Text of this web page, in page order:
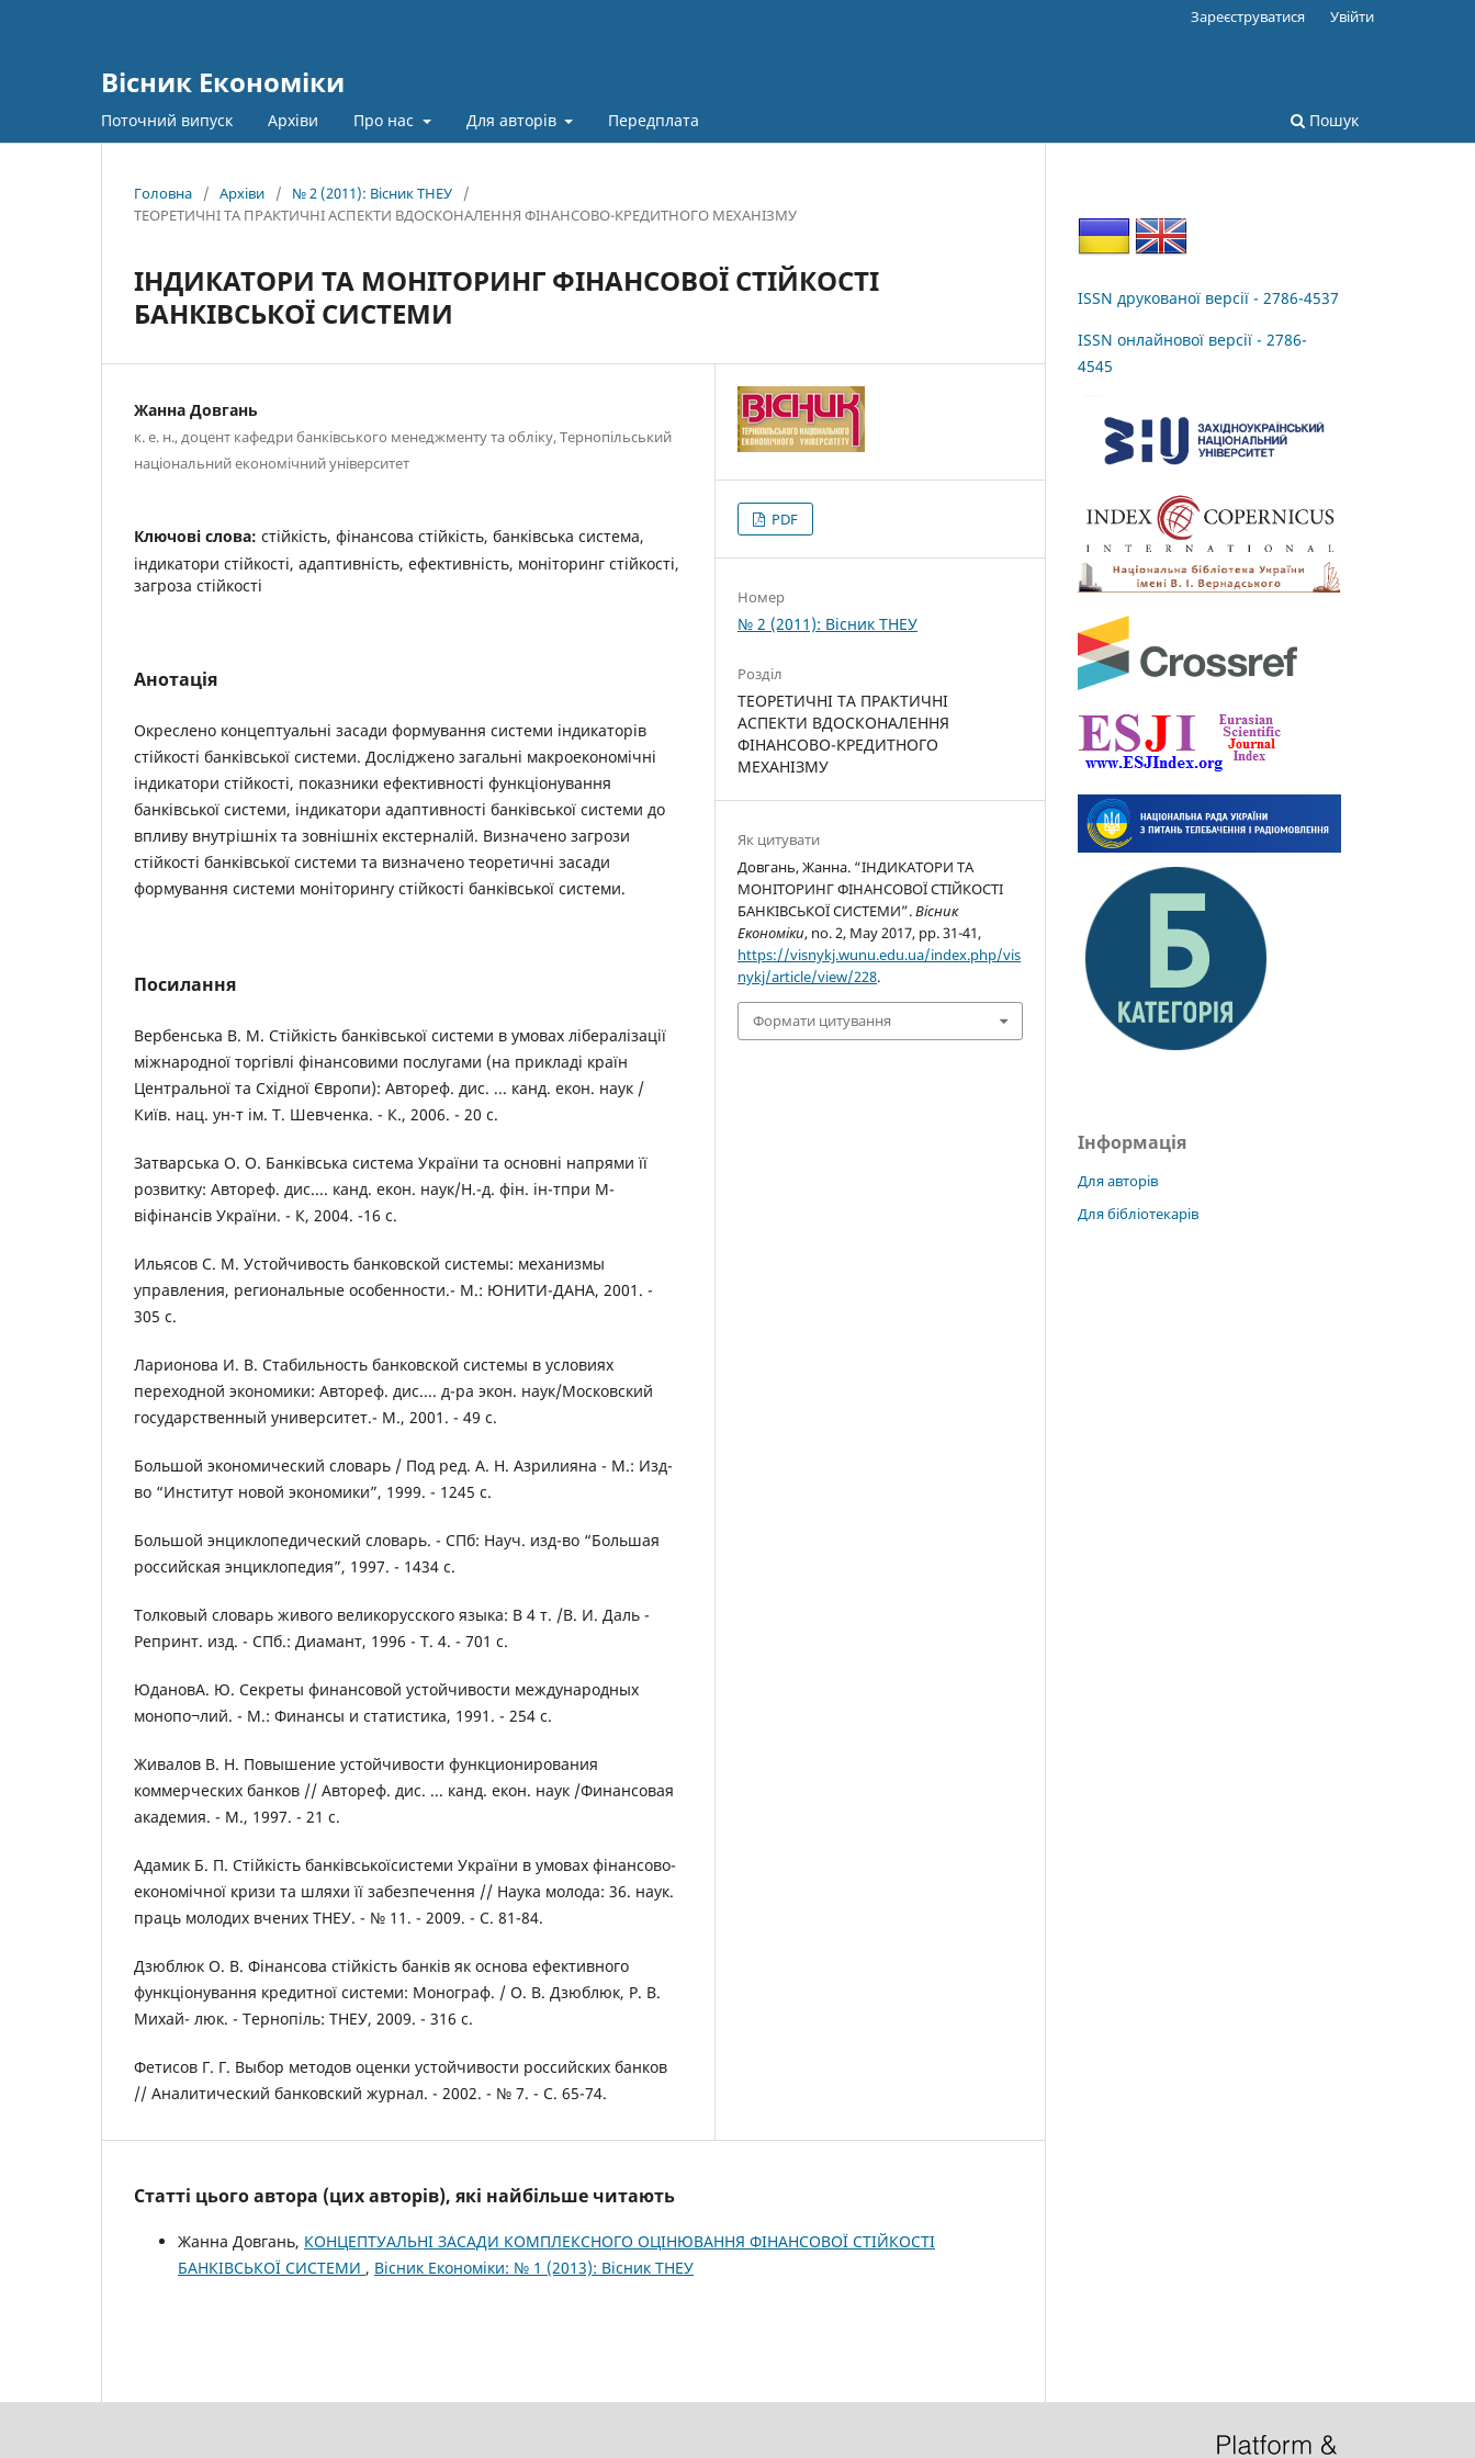
Вісник Економіки
Поточний випуск Архіви Про нас Для авторів Передплата Пошук
Зареєструватися Увійти
Головна / Архіви / № 2 (2011): Вісник ТНЕУ
/
ТЕОРЕТИЧНІ ТА ПРАКТИЧНІ АСПЕКТИ ВДОСКОНАЛЕННЯ ФІНАНСОВО-КРЕДИТНОГО МЕХАНІЗМУ
ІНДИКАТОРИ ТА МОНІТОРИНГ ФІНАНСОВОЇ СТІЙКОСТІ
БАНКІВСЬКОЇ СИСТЕМИ
Жанна Довгань
к. е. н., доцент кафедри банківського менеджменту та обліку, Тернопільський
національний економічний університет
Ключові слова: стійкість, фінансова стійкість, банківська система,
індикатори стійкості, адаптивність, ефективність, моніторинг стійкості,
загроза стійкості
Анотація
Окреслено концептуальні засади формування системи індикаторів
стійкості банківської системи. Досліджено загальні макроекономічні
індикатори стійкості, показники ефективності функціонування
банківської системи, індикатори адаптивності банківської системи до
впливу внутрішніх та зовнішніх екстерналій. Визначено загрози
стійкості банківської системи та визначено теоретичні засади
формування системи моніторингу стійкості банківської системи.
Посилання
Вербенська В. М. Стійкість банківської системи в умовах лібералізації
міжнародної торгівлі фінансовими послугами (на прикладі країн
Центральної та Східної Європи): Автореф. дис. ... канд. екон. наук /
Київ. нац. ун-т ім. Т. Шевченка. - К., 2006. - 20 с.
Затварська О. О. Банківська система України та основні напрями її
розвитку: Автореф. дис.... канд. екон. наук/Н.-д. фін. ін-тпри М-
віфінансів України. - К, 2004. -16 с.
Ильясов С. М. Устойчивость банковской системы: механизмы
управления, региональные особенности.- М.: ЮНИТИ-ДАНА, 2001. -
305 с.
Ларионова И. В. Стабильность банковской системы в условиях
переходной экономики: Автореф. дис.... д-ра экон. наук/Московский
государственный университет.- М., 2001. - 49 с.
Большой экономический словарь / Под ред. А. Н. Азрилияна - М.: Изд-
во “Институт новой экономики”, 1999. - 1245 с.
Большой энциклопедический словарь. - СПб: Науч. изд-во “Большая
российская энциклопедия”, 1997. - 1434 с.
Толковый словарь живого великорусского языка: В 4 т. /В. И. Даль -
Репринт. изд. - СПб.: Диамант, 1996 - Т. 4. - 701 с.
ЮдановА. Ю. Секреты финансовой устойчивости международных
монопо¬лий. - М.: Финансы и статистика, 1991. - 254 с.
Живалов В. Н. Повышение устойчивости функционирования
коммерческих банков // Автореф. дис. ... канд. екон. наук /Финансовая
академия. - М., 1997. - 21 с.
Адамик Б. П. Стійкість банківськоїсистеми України в умовах фінансово-
економічної кризи та шляхи її забезпечення // Наука молода: 36. наук.
праць молодих вчених ТНЕУ. - № 11. - 2009. - С. 81-84.
Дзюблюк О. В. Фінансова стійкість банків як основа ефективного
функціонування кредитної системи: Монограф. / О. В. Дзюблюк, Р. В.
Михай- люк. - Тернопіль: ТНЕУ, 2009. - 316 с.
Фетисов Г. Г. Выбор методов оценки устойчивости российских банков
// Аналитический банковский журнал. - 2002. - № 7. - С. 65-74.
PDF
Номер
№ 2 (2011): Вісник ТНЕУ
Розділ
ТЕОРЕТИЧНІ ТА ПРАКТИЧНІ
АСПЕКТИ ВДОСКОНАЛЕННЯ
ФІНАНСОВО-КРЕДИТНОГО
МЕХАНІЗМУ
Як цитувати
Довгань, Жанна. “ІНДИКАТОРИ ТА
МОНІТОРИНГ ФІНАНСОВОЇ СТІЙКОСТІ
БАНКІВСЬКОЇ СИСТЕМИ”.Вісник
Економіки, no. 2, May 2017, pp. 31-41,
https://visnykj.wunu.edu.ua/index.php/vis
nykj/article/view/228.
Формати цитування
Статті цього автора (цих авторів), які найбільше читають
Жанна Довгань, КОНЦЕПТУАЛЬНІ ЗАСАДИ КОМПЛЕКСНОГО ОЦІНЮВАННЯ ФІНАНСОВОЇ СТІЙКОСТІ
БАНКІВСЬКОЇ СИСТЕМИ , Вісник Економіки: № 1 (2013): Вісник ТНЕУ
ISSN друкованої версії - 2786-4537
ISSN онлайнової версії - 2786-
4545
Інформація
Для авторів
Для бібліотекарів